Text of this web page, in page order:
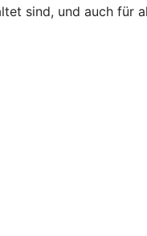
sind, und auch für